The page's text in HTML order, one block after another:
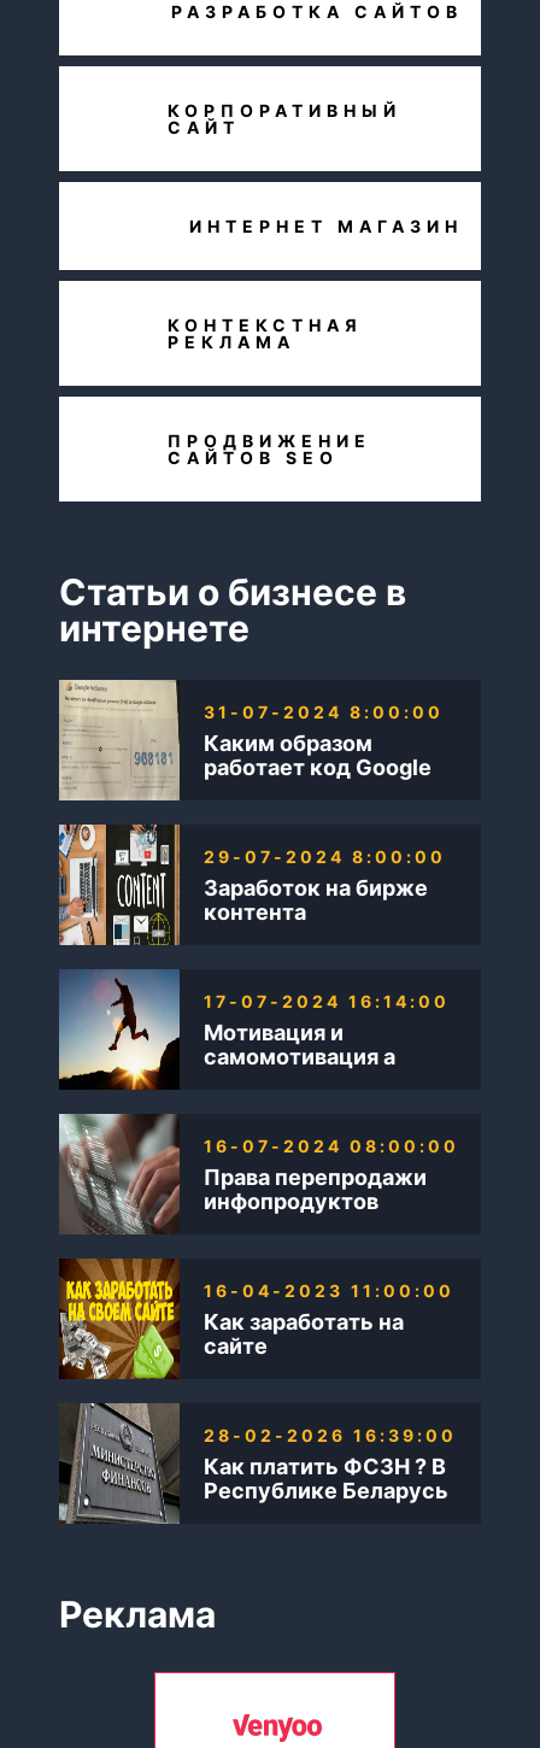
РАЗРАБОТКА САЙТОВ
КОРПОРАТИВНЫЙ
САЙТ
ИНТЕРНЕТ МАГАЗИН
КОНТЕКСТНАЯ
РЕКЛАМА
ПРОДВИЖЕНИЕ
САЙТОВ SEO
Статьи о бизнесе в
интернете
Каким образом
работает код Google
31-07-2024 8:00:00
Заработок на бирже
контента
29-07-2024 8:00:00
Мотивация и
самомотивация а
17-07-2024 16:14:00
Права перепродажи
инфопродуктов
16-07-2024 08:00:00
Как заработать на
сайте
16-04-2023 11:00:00
Как платить ФСЗН ? В
Республике Беларусь
28-02-2026 16:39:00
Реклама